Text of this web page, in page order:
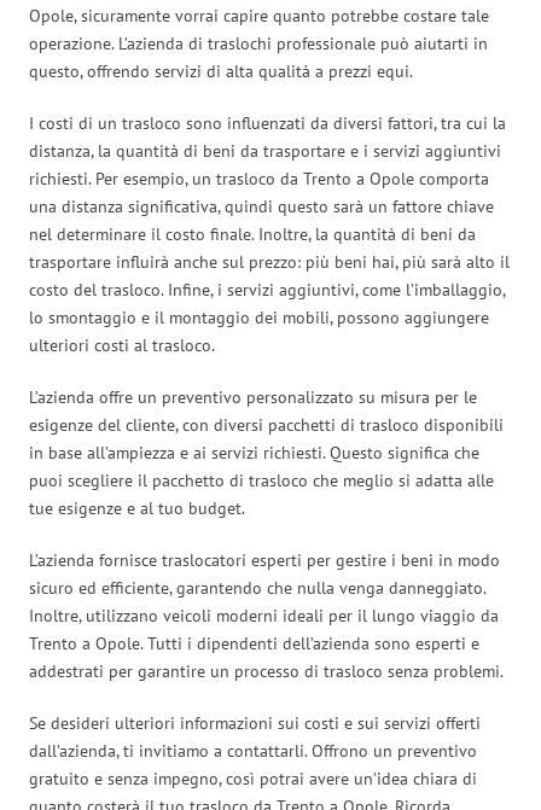
Opole, sicuramente vorrai capire quanto potrebbe costare tale
operazione. L’azienda di traslochi professionale può aiutarti in
questo, offrendo servizi di alta qualità a prezzi equi.
I costi di un trasloco sono influenzati da diversi fattori, tra cui la
distanza, la quantità di beni da trasportare e i servizi aggiuntivi
richiesti. Per esempio, un trasloco da Trento a Opole comporta
una distanza significativa, quindi questo sarà un fattore chiave
nel determinare il costo finale. Inoltre, la quantità di beni da
trasportare influirà anche sul prezzo: più beni hai, più sarà alto il
costo del trasloco. Infine, i servizi aggiuntivi, come l’imballaggio,
lo smontaggio e il montaggio dei mobili, possono aggiungere
ulteriori costi al trasloco.
L’azienda offre un preventivo personalizzato su misura per le
esigenze del cliente, con diversi pacchetti di trasloco disponibili
in base all’ampiezza e ai servizi richiesti. Questo significa che
puoi scegliere il pacchetto di trasloco che meglio si adatta alle
tue esigenze e al tuo budget.
L’azienda fornisce traslocatori esperti per gestire i beni in modo
sicuro ed efficiente, garantendo che nulla venga danneggiato.
Inoltre, utilizzano veicoli moderni ideali per il lungo viaggio da
Trento a Opole. Tutti i dipendenti dell’azienda sono esperti e
addestrati per garantire un processo di trasloco senza problemi.
Se desideri ulteriori informazioni sui costi e sui servizi offerti
dall’azienda, ti invitiamo a contattarli. Offrono un preventivo
gratuito e senza impegno, così potrai avere un’idea chiara di